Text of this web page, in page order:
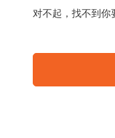
对不起 ， 找不到你